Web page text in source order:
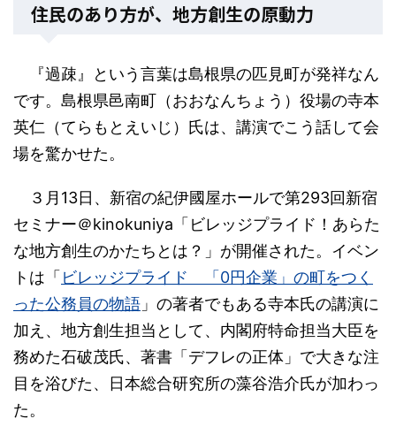
住民のあり方が、地方創生の原動力
『過疎』という言葉は島根県の匹見町が発祥なん
です。島根県邑南町（おおなんちょう）役場の寺本
英仁（てらもとえいじ）氏は、講演でこう話して会
場を驚かせた。
３月13日、新宿の紀伊國屋ホールで第293回新宿
セミナー＠kinokuniya「ビレッジプライド！あらた
な地方創生のかたちとは？」が開催された。イベン
トは「 ビレッジプライド 「0円企業」の町をつく
った公務員の物語 」の著者でもある寺本氏の講演に
加え、地方創生担当として、内閣府特命担当大臣を
務めた石破茂氏、著書「デフレの正体」で大きな注
目を浴びた、日本総合研究所の藻谷浩介氏が加わっ
た。